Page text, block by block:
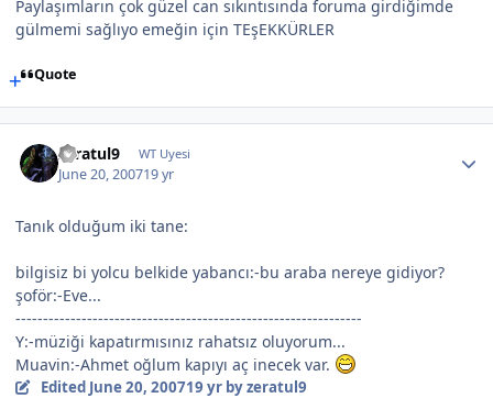
Paylaşımların çok güzel can sıkıntısında foruma girdiğimde
gülmemi sağlıyo emeğin için TEşEKKÜRLER
Quote
zeratul9 WT Uyesi
June 20, 200719 yr
Tanık olduğum iki tane:
bilgisiz bi yolcu belkide yabancı:-bu araba nereye gidiyor?
şoför:-Eve...
---------------------------------------------------------------
Y:-müziği kapatırmısınız rahatsız oluyorum...
Muavin:-Ahmet oğlum kapıyı aç inecek var.
Edited June 20, 200719 yrby zeratul9